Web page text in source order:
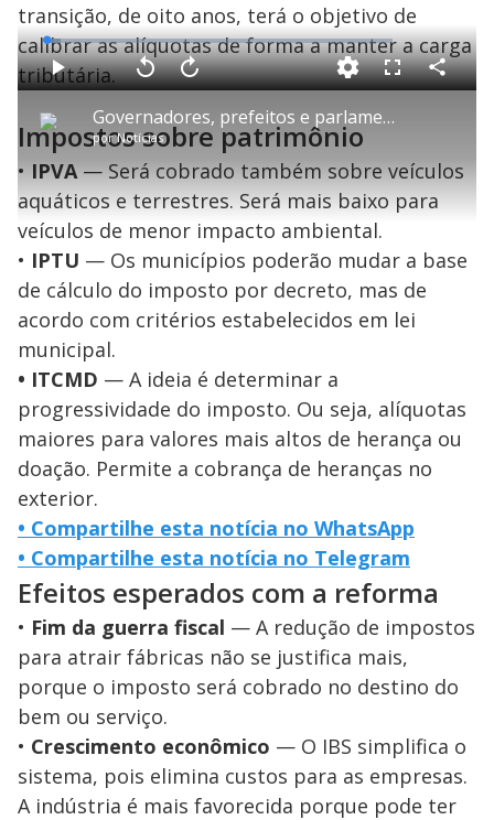
transição, de oito anos, terá o objetivo de
calibrar as alíquotas de forma a manter a carga
tributária.
P
l
a
y
V
i
d
e
o
Governadores, prefeitos e parlamentares se reúnem para debater mudanças na reforma tributária
porNotícias
P V
t
a
r
1
0
s
g
u
d
o
A
n
a
0
e
g
n
d
o
s
M
u
d
L
o
a
d
e
4
.
0
8
%
F
l
e
C
o
i
h
r
Impostos sobre patrimônio
• IPVA — Será cobrado também sobre veículos
aquáticos e terrestres. Será mais baixo para
veículos de menor impacto ambiental.
• IPTU — Os municípios poderão mudar a base
de cálculo do imposto por decreto, mas de
acordo com critérios estabelecidos em lei
municipal.
• ITCMD — A ideia é determinar a
progressividade do imposto. Ou seja, alíquotas
maiores para valores mais altos de herança ou
doação. Permite a cobrança de heranças no
exterior.
• Compartilhe esta notícia no WhatsApp
• Compartilhe esta notícia no Telegram
Efeitos esperados com a reforma
• Fim da guerra fiscal — A redução de impostos
para atrair fábricas não se justifica mais,
porque o imposto será cobrado no destino do
bem ou serviço.
• Crescimento econômico — O IBS simplifica o
sistema, pois elimina custos para as empresas.
A indústria é mais favorecida porque pode ter